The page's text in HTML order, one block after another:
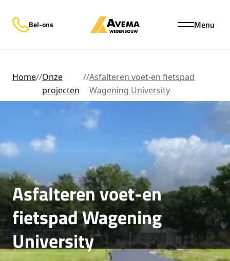
Bel-ons Menu
Home//Onze
projecten
//Asfalteren voet-en fietspad
Wagening University
Asfalteren voet-en
fietspad Wagening
University